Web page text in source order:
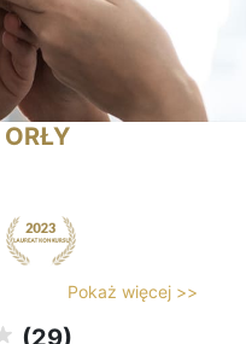
Pokaż więcej >>
(29)